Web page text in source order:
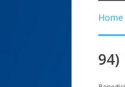
Home